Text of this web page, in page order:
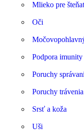
Mlieko pre
Oči
Podpora imunity
Poruchy
Poruchy trávenia
Srsť a koža
Uši